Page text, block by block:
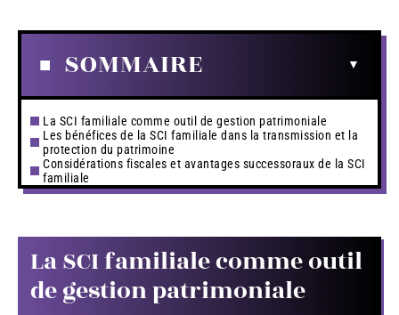
SOMMAIRE
La SCI familiale comme outil de gestion patrimoniale
Les bénéfices de la SCI familiale dans la transmission et la
protection du patrimoine
Considérations fiscales et avantages successoraux de la SCI
familiale
La SCI familiale comme outil
de gestion patrimoniale